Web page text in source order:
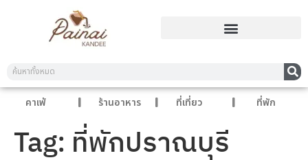
คาเฟ่ ร้านอาหาร ที่เที่ยว ที่พัก
Tag: ที่พักปราณบุรี